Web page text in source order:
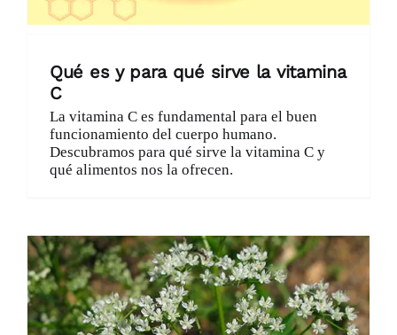
Qué es y para qué sirve la vitamina
C
La vitamina C es fundamental para el buen
funcionamiento del cuerpo humano.
Descubramos para qué sirve la vitamina C y
qué alimentos nos la ofrecen.